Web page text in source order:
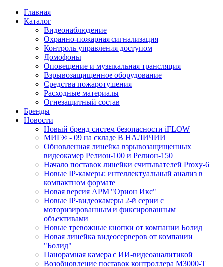
Главная
Каталог
Видеонаблюдение
Охранно-пожарная сигнализация
Контроль управления доступом
Домофоны
Оповещение и музыкальная трансляция
Взрывозащищенное оборудование
Средства пожаротушения
Расходные материалы
Огнезащитный состав
Бренды
Новости
Новый бренд систем безопасности iFLOW
МИГ® - 09 на складе В НАЛИЧИИ
Обновленная линейка взрывозащищенных
видеокамер Релион-100 и Релион-150
Начало поставок линейки считывателей Proxy-6
Новые IP-камеры: интеллектуальный анализ в
компактном формате
Новая версия АРМ "Орион Икс"
Новые IP-видеокамеры 2-й серии с
моторизированным и фиксированным
объективами
Новые тревожные кнопки от компании Болид
Новая линейка видеосерверов от компании
"Болид"
Панорамная камера с ИИ-видеоаналитикой
Возобновление поставок контроллера М3000-Т